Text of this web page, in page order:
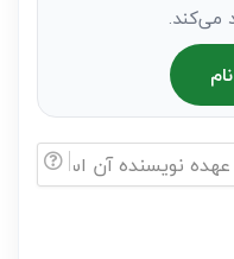
می‌کند.